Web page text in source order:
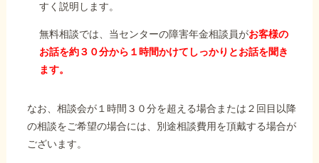
すく説明します。
無料相談では、当センターの障害年金相談員がお客様の
お話を約３０分から１時間かけてしっかりとお話を聞き
ます。
なお、相談会が１時間３０分を超える場合または２回目以降
の相談をご希望の場合には、別途相談費用を頂戴する場合が
ございます。